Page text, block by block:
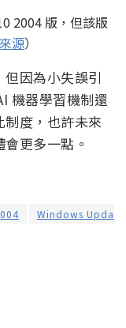
2004 版，但該版
源）
因為小失誤引
機器學習機制還
度，也許未來
更多一點。
Windows Update